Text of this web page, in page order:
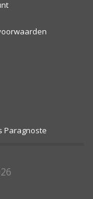
Paragnoste